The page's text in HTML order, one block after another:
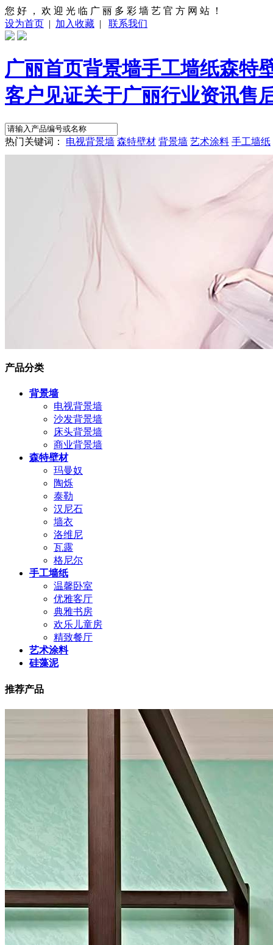
您 好 ， 欢 迎 光 临 广 丽 多 彩 墙 艺 官 方 网 站 ！
设为首页 | 加入收藏 | 联系我们
广丽首页背景墙手工墙纸森特
客户见证关于广丽行业资讯售
热门关键词： 电视背景墙 森特壁材 背景墙 艺术涂料 手工墙纸
产品分类
背景墙
电视背景墙
沙发背景墙
床头背景墙
商业背景墙
森特壁材
玛曼奴
陶烁
泰勒
汉尼石
墙衣
洛维尼
瓦露
格尼尔
手工墙纸
温馨卧室
优雅客厅
典雅书房
欢乐儿童房
精致餐厅
艺术涂料
硅藻泥
推荐产品